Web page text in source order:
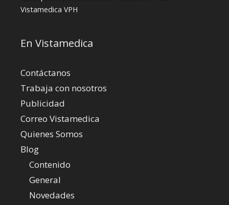
Vistamedica VPH
En Vistamedica
Contáctanos
Trabaja con nosotros
Publicidad
Correo Vistamedica
Quienes Somos
Blog
Contenido
General
Novedades